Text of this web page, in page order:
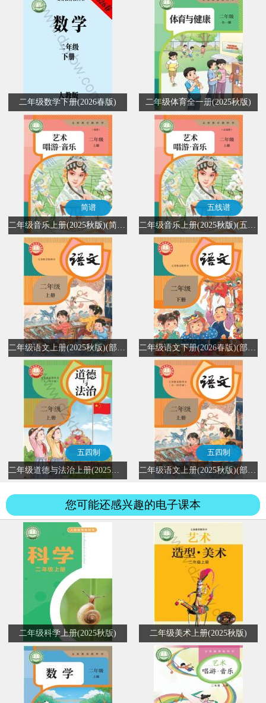
二年级数学下册(2026春版) 二年级体育全一册(2025秋版)
简谱
五线谱
五四制
二年级道德与法治上册(2025秋版)(部编版)
五四制
二年级语文上册(2025秋版)(部编版)
您可能还感兴趣的电子课本
二年级科学上册(2025秋版) 二年级美术上册(2025秋版)